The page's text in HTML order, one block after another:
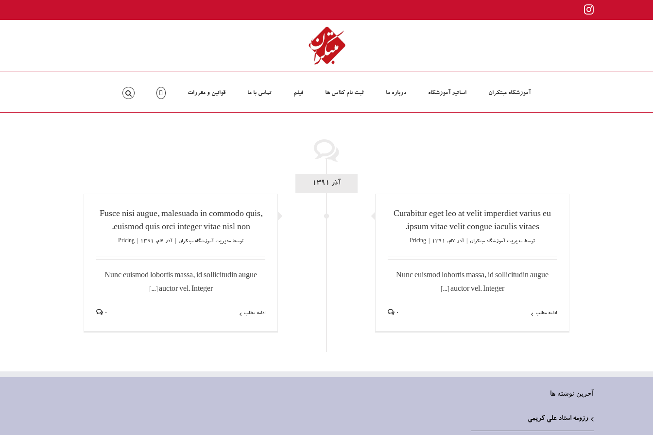
کردن
Instagram
آموزشگاه مبتکران اساتید آموزشگاه درباره ما ثبت نام کلاس‏ ها فیلم تماس با ما قوانین و مقررات
آذر 1391
Curabitur eget leo at velit imperdiet varius eu
ipsum vitae velit congue iaculis vitaes.
توسط مدیریت آموزشگاه مبتکران آذر ۷ام, ۱۳۹۱ Pricing
Nunc euismod lobortis massa, id sollicitudin augue
auctor vel. Integer [...]
ادامه مطلب 0
Fusce nisi augue, malesuada in commodo quis,
euismod quis orci integer vitae nisl non.
توسط مدیریت آموزشگاه مبتکران آذر ۷ام, ۱۳۹۱ Pricing
Nunc euismod lobortis massa, id sollicitudin augue
auctor vel. Integer [...]
ادامه مطلب 0
آخرین نوشته ها
رزومه استاد علی کریمی